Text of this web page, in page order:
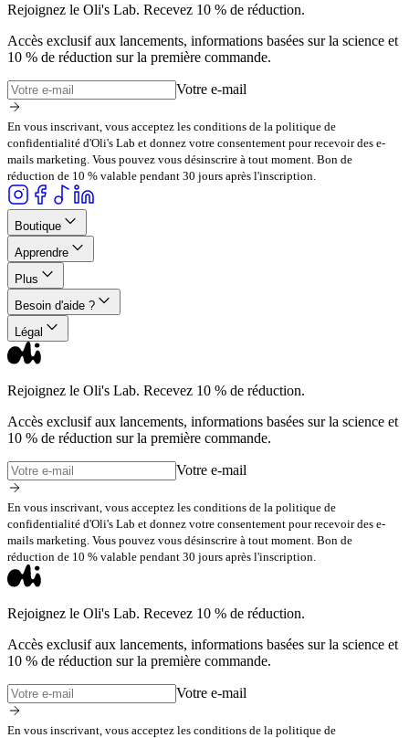
Rejoignez le Oli's Lab. Recevez 10 % de réduction.
Accès exclusif aux lancements, informations basées sur la science et
10 % de réduction sur la première commande.
Votre e-mail
En vous inscrivant, vous acceptez les conditions de la politique de
confidentialité d'Oli's Lab et donnez votre consentement pour recevoir des e-
mails marketing. Vous pouvez vous désinscrire à tout moment. Bon de
réduction de 10 % valable pendant 30 jours après l'inscription.
Boutique
Apprendre
Plus
Besoin d'aide ?
Légal
Rejoignez le Oli's Lab. Recevez 10 % de réduction.
Accès exclusif aux lancements, informations basées sur la science et
10 % de réduction sur la première commande.
Votre e-mail
En vous inscrivant, vous acceptez les conditions de la politique de
confidentialité d'Oli's Lab et donnez votre consentement pour recevoir des e-
mails marketing. Vous pouvez vous désinscrire à tout moment. Bon de
réduction de 10 % valable pendant 30 jours après l'inscription.
Rejoignez le Oli's Lab. Recevez 10 % de réduction.
Accès exclusif aux lancements, informations basées sur la science et
10 % de réduction sur la première commande.
Votre e-mail
En vous inscrivant, vous acceptez les conditions de la politique de